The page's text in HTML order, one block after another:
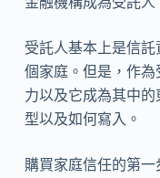
受託人基本上是信
個家庭。但是，作
力以及它成為其中
型以及如何寫入。
購買家庭信任的第